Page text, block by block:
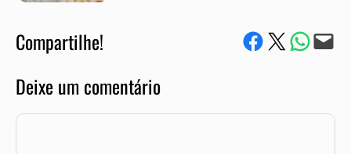
Compartilhe! Compartilhe no Facebook
Compartilhe no Twitter
Compartile via
Envie via e-mail
Deixe um comentário
Comentário